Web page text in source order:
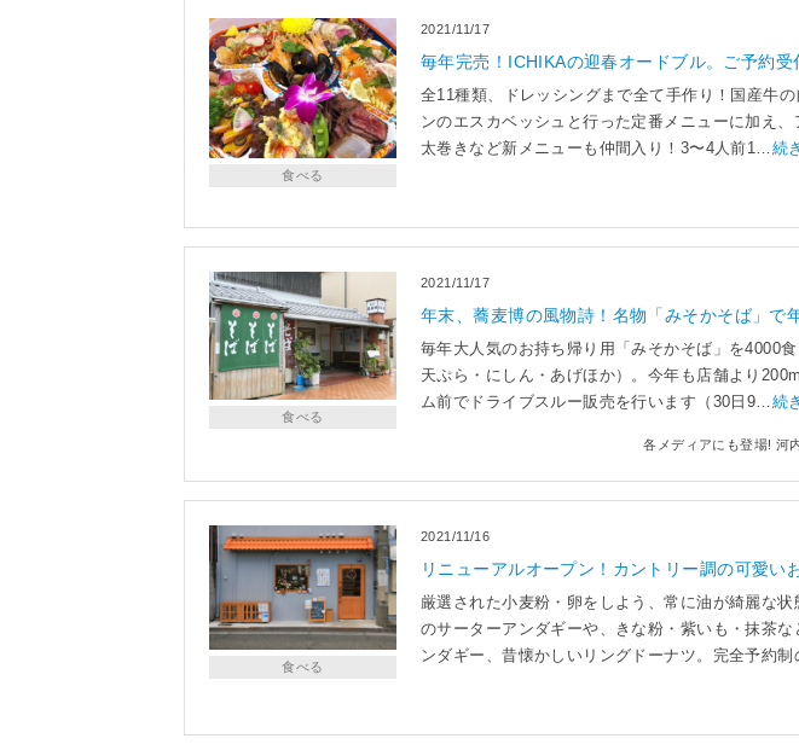
2021/11/17
毎年完売！ICHIKAの迎春オードブル。ご予約受
全11種類、ドレッシングまで全て手作り！国産牛
ンのエスカベッシュと行った定番メニューに加え
太巻きなど新メニューも仲間入り！3〜4人前1…続
食べる
2021/11/17
年末、蕎麦博の風物詩！名物「みそかそば」で
毎年大人気のお持ち帰り用「みそかそば」を4000
天ぷら・にしん・あげほか）。今年も店舗より
ム前でドライブスルー販売を行います（30日9…続
各メディアにも登場! 河
食べる
2021/11/16
リニューアルオープン！カントリー調の可愛い
厳選された小麦粉・卵をしよう、常に油が綺麗な
のサーターアンダギーや、きな粉・紫いも・抹茶
ンダギー、昔懐かしいリングドーナツ。完全予約
食べる